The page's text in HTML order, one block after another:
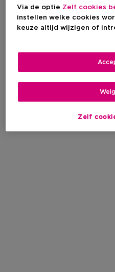
Via de optie Zelf cookies
instellen welke cookies
keuze altijd wijzigen of
Zelf